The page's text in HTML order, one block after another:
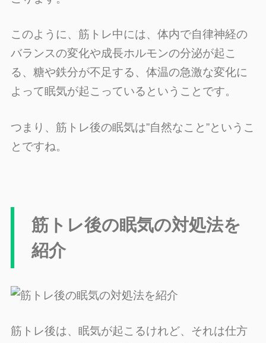
このように、筋トレ中には、体内で自律神経の
バランスの変化や成長ホルモンの分泌が起こ
る、糖や鉄分が不足する、体温の急激な変化に
よって眠気が起こっているということです。
つまり、筋トレ後の眠気は”自然なこと”というこ
とですね。
筋トレ後の眠気の対処法を
紹介
筋トレ後は、眠気が起こるけれど、それは仕方